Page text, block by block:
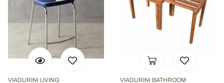
VIADURINI LIVING VIADURINI BATHROOM